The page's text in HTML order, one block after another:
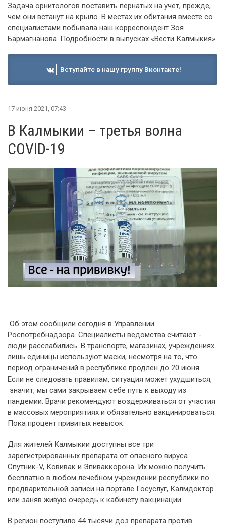
Задача орнитологов поставить пернатых на учет, прежде,
чем они встанут на крыло. В местах их обитания вместе со
специалистами побывала наш корреспондент Зоя
Бармагнанова. Подробности в выпусках «Вести Калмыкия».
Вступайте в нашу группу Вконтакте!
17 июня 2021, 07:43
В Калмыкии – третья волна
COVID-19
Об этом сообщили сегодня в Управлении
Роспотребнадзора. Специалисты ведомства считают -
люди расслабились. В транспорте, магазинах, учреждениях
лишь единицы используют маски, несмотря на то, что
период ограничений в республике продлен до 20 июня.
Если не следовать правилам, ситуация может ухудшиться,
значит, мы сами закрываем себе путь к выходу из
пандемии. Врачи рекомендуют воздерживаться от участия
в массовых мероприятиях и обязательно вакцинироваться.
Пока процент привитых невысок.
Для жителей Калмыкии доступны все три
зарегистрированных препарата от опасного вируса
Спутник-V, Ковивак и Эпиваккорона. Их можно получить
бесплатно в любом лечебном учреждении республики по
предварительной записи на портале Госуслуг, Калмдоктор
или заняв живую очередь к кабинету вакцинации.
В регион поступило 44 тысячи доз препарата против